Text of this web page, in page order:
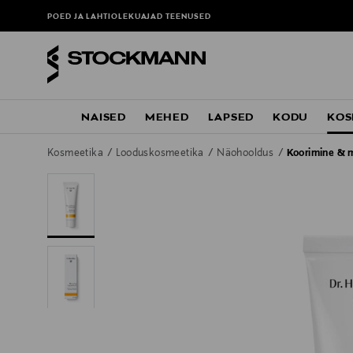
POED JA LAHTIOLEKUAJADTEENUSED
NAISED MEHED LAPSED KODU
Kosmeetika Looduskosmeetika Näohooldus Koorimine &